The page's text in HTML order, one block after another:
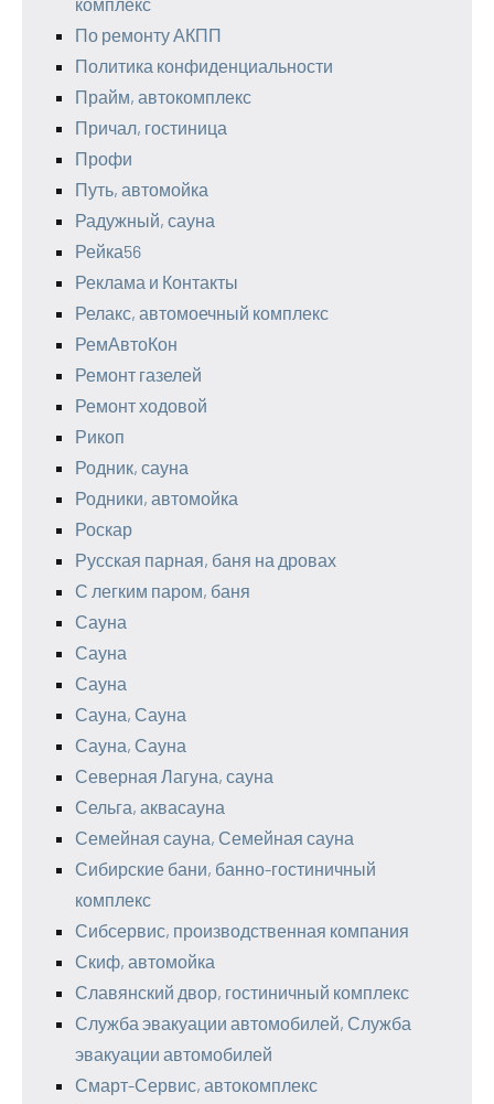
комплекс
По ремонту АКПП
Политика конфиденциальности
Прайм, автокомплекс
Причал, гостиница
Профи
Путь, автомойка
Радужный, сауна
Рейка56
Реклама и Контакты
Релакс, автомоечный комплекс
РемАвтоКон
Ремонт газелей
Ремонт ходовой
Рикоп
Родник, сауна
Родники, автомойка
Роскар
Русская парная, баня на дровах
С легким паром, баня
Сауна
Сауна
Сауна
Сауна, Сауна
Сауна, Сауна
Северная Лагуна, сауна
Сельга, аквасауна
Семейная сауна, Семейная сауна
Сибирские бани, банно-гостиничный
комплекс
Сибсервис, производственная компания
Скиф, автомойка
Славянский двор, гостиничный комплекс
Служба эвакуации автомобилей, Служба
эвакуации автомобилей
Смарт-Сервис, автокомплекс